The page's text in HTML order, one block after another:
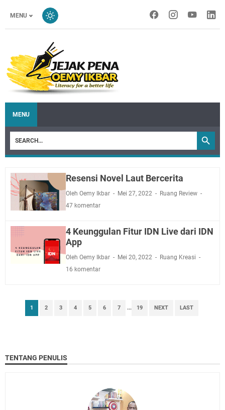
MENU
MENU
Resensi Novel Laut Bercerita
Oleh Oemy Ikbar Mei 27, 2022
Ruang Review
47 komentar
4 Keunggulan Fitur IDN Live dari IDN
App
Oleh Oemy Ikbar Mei 20, 2022
Ruang Kreasi
16 komentar
1 2 3 4 5 6 7 ... 19 NEXT LAST
TENTANG PENULIS